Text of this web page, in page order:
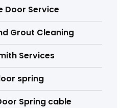
Door Service
Grout Cleaning
Services
spring
Spring cable